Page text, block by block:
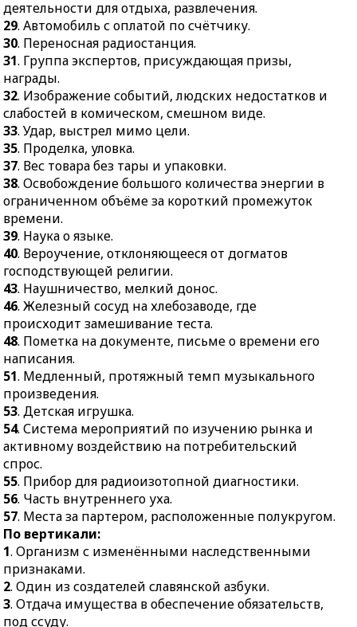
в комическом, смешном
виде.
33.Удар, выстрел мимо
цели.
35.Проделка, уловка.
37.Вес товара без тары и
упаковки.
38.Освобождение
большого количества
энергии в
ограниченном объёме за
короткий промежуток
времени.
39.Наука о языке.
40.Вероучение,
отклоняющееся от
догматов
господствующей
религии.
43.Наушничество,
мелкий донос.
46.Железный сосуд на
хлебозаводе, где
происходит
замешивание теста.
48.Пометка на
документе, письме о
времени его написания.
51.Медленный,
протяжный темп
музыкального
произведения.
53. Детская игрушка.
договор, соглашение.
23.Партия для голоса в
опере, оперетте.
прекращение военных
действий.
25.
шахматах.
33.Единица количества
вещества в
системе единиц.
металлу нужной формы.
35.Передняя сторона
здания, сооружения.
36.Бревно, забитое в
грунт для опоры в
сооружениях.
вкусом и запахом.
42.Русская мера длины,
введения метрической
44.Наказание в хоккее -
Китайское парусное
судно.
46.Струнный щипковый
деятельности для отдыха, развлечения.
29. Автомобиль с оплатой по счётчику.
30. Переносная радиостанция.
31. Группа экспертов, присуждающая призы,
награды.
32. Изображение событий, людских недостатков и
слабостей в комическом, смешном виде.
33. Удар, выстрел мимо цели.
35. Проделка, уловка.
37. Вес товара без тары и упаковки.
38. Освобождение большого количества энергии в
ограниченном объёме за короткий промежуток
времени.
39. Наука о языке.
40. Вероучение, отклоняющееся от догматов
господствующей религии.
43. Наушничество, мелкий донос.
46. Железный сосуд на хлебозаводе, где
происходит замешивание теста.
48. Пометка на документе, письме о времени его
написания.
51. Медленный, протяжный темп музыкального
произведения.
53. Детская игрушка.
54. Система мероприятий по изучению рынка и
активному воздействию на потребительский
спрос.
55. Прибор для радиоизотопной диагностики.
56. Часть внутреннего уха.
57. Места за партером, расположенные полукругом.
По вертикали:
1. Организм с изменёнными наследственными
признаками.
2. Один из создателей славянской азбуки.
3. Отдача имущества в обеспечение обязательств,
под ссуду.